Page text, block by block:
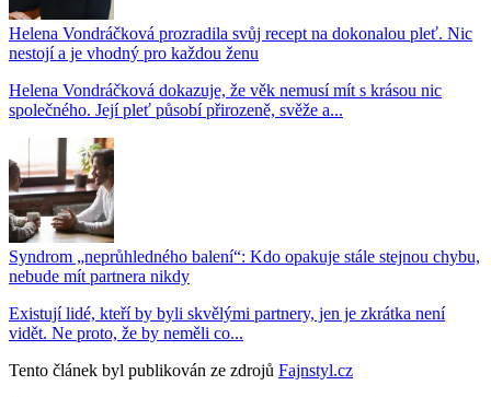
Helena Vondráčková prozradila svůj recept na dokonalou pleť. Nic
nestojí a je vhodný pro každou ženu
Helena Vondráčková dokazuje, že věk nemusí mít s krásou nic
společného. Její pleť působí přirozeně, svěže a...
Syndrom „neprůhledného balení“: Kdo opakuje stále stejnou chybu,
nebude mít partnera nikdy
Existují lidé, kteří by byli skvělými partnery, jen je zkrátka není
vidět. Ne proto, že by neměli co...
Tento článek byl publikován ze zdrojů Fajnstyl.cz